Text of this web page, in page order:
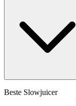
Beste Slowjuicer